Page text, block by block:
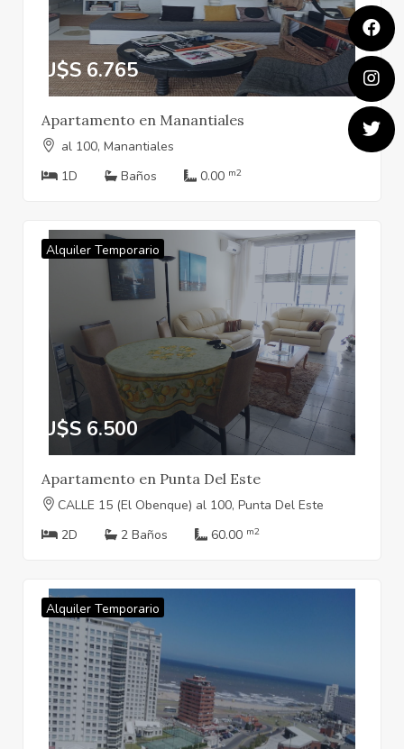
U$S 6.765
Apartamento en Manantiales
al 100, Manantiales
1D
Baños 0.00 m2
Alquiler Temporario
U$S 6.500
Apartamento en Punta Del Este
CALLE 15 (El Obenque) al 100, Punta Del Este
2D
2 Baños 60.00 m2
Alquiler Temporario